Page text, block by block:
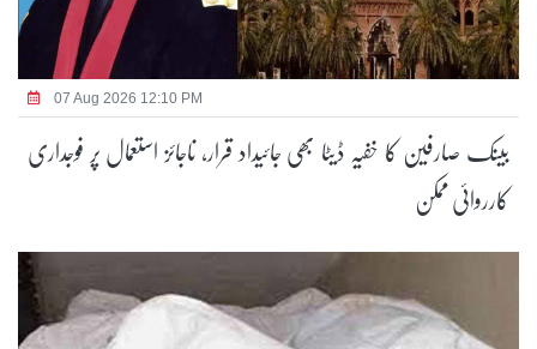
07 Aug 2026 12:10 PM
بینک صارفین کا خفیہ ڈیٹا بھی جائیداد قرار، ناجائز استعمال پر فوجداری
کارروائی ممکن